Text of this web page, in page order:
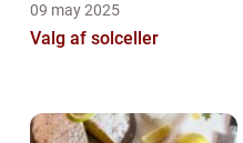
09 may 2025
Valg af solceller